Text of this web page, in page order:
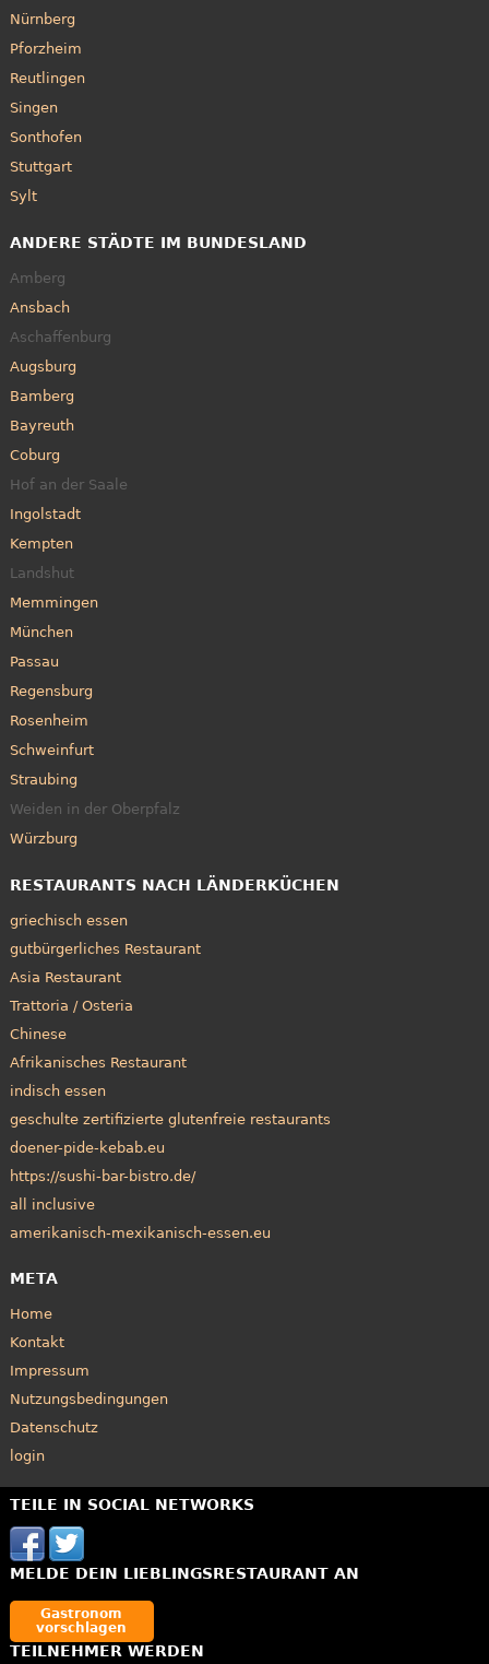
Nürnberg
Pforzheim
Reutlingen
Singen
Sonthofen
Stuttgart
Sylt
ANDERE STÄDTE IM BUNDESLAND
Amberg
Ansbach
Aschaffenburg
Augsburg
Bamberg
Bayreuth
Coburg
Hof an der Saale
Ingolstadt
Kempten
Landshut
Memmingen
München
Passau
Regensburg
Rosenheim
Schweinfurt
Straubing
Weiden in der Oberpfalz
Würzburg
RESTAURANTS NACH LÄNDERKÜCHEN
griechisch essen
gutbürgerliches Restaurant
Asia Restaurant
Trattoria / Osteria
Chinese
Afrikanisches Restaurant
indisch essen
geschulte zertifizierte glutenfreie restaurants
doener-pide-kebab.eu
https://sushi-bar-bistro.de/
all inclusive
amerikanisch-mexikanisch-essen.eu
META
Home
Kontakt
Impressum
Nutzungsbedingungen
Datenschutz
login
TEILE IN SOCIAL NETWORKS
MELDE DEIN LIEBLINGSRESTAURANT AN
Gastronom
vorschlagen
TEILNEHMER WERDEN